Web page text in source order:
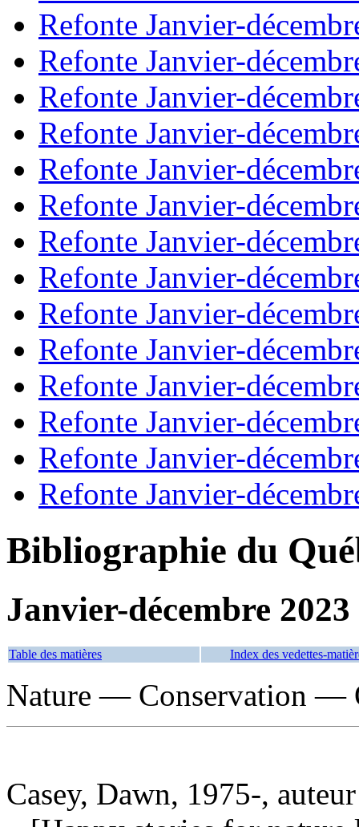
Refonte Janvier-
Refonte Janvier-
Refonte Janvier-
Refonte Janvier-
Refonte Janvier-
Refonte Janvier-
Refonte Janvier-
Refonte Janvier-
Refonte Janvier-
Refonte Janvier-
Refonte Janvier-
Refonte Janvier-
Refonte Janvier-
Refonte Janvier-
Bibliographie du
Janvier-décembre 2023
Table des matières Index des vedettes-
Nature — Conservation —
Casey, Dawn, 1975-, auteur